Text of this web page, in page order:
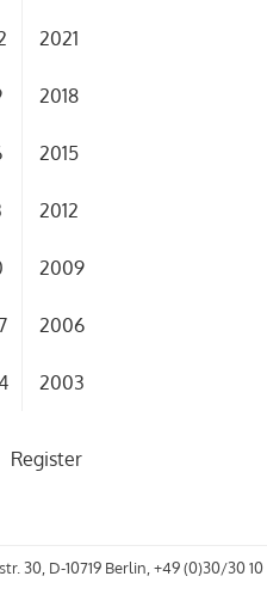
2021
2018
2015
2012
2009
2006
2003
Register
30, D-10719 Berlin, +49 (0)30/30